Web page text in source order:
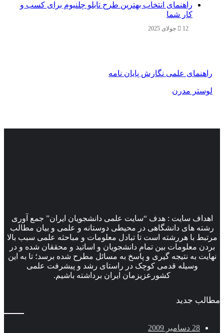
راهنمای انتخاب بهترین طرح تابلو چلنیوم برای کسب و
کار شما
12 جولای 2025
راهنمای علمی نگارش پایان نامه
لوستر مدرن
اهداف سایت : هدف “سایت علمی دانشجویان ایران” جمع آوری
رشته های دانشگاهی در محیطی دوستانه و علمی و بیان مطالب
مرتبط با هررشته است تا تبادل معلومات و مباحثه علمی سبب بالا
بردن معلومات بین تمام دانشجویان و اساتید و محققان شده و در
نهایت به نتیجه گیری و پاسخ به مسائل مطرح شده برسد؛ تا به این
وسیله قدمی کوچک در راستای رشد و پیشرفت علمی
کشورعزیزمان ایران برداشته باشیم.
مطالب جدید
28 دسامبر 2009